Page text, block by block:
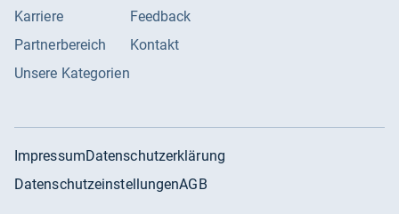
Karriere
Partnerbereich
Unsere Kategorien
Feedback
Kontakt
ImpressumDatenschutzerklärung
DatenschutzeinstellungenAGB